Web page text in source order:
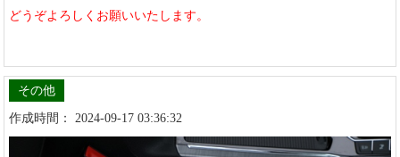
どうぞよろしくお願いいたします。
その他
作成時間： 2024-09-17 03:36:32